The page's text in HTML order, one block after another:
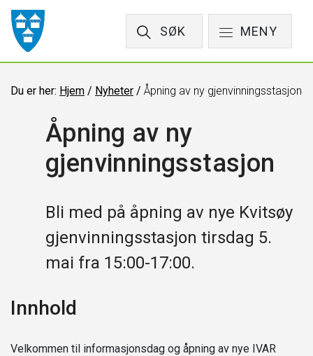
SØK MENY
Du er her: Hjem / Nyheter / Åpning av ny gjenvinningsstasjon
Åpning av ny
gjenvinningsstasjon
Bli med på åpning av nye Kvitsøy
gjenvinningsstasjon tirsdag 5.
mai fra 15:00-17:00.
Innhold
Velkommen til informasjonsdag og åpning av nye IVAR